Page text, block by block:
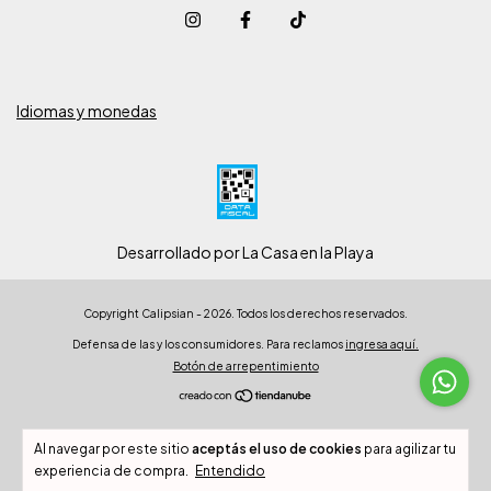
Al navegar por este sitio aceptás el uso de cookies para agilizar tu
experiencia de compra. Entendido
Idiomas y monedas
Desarrollado por La Casa en la Playa
Copyright Calipsian - 2026. Todos los derechos reservados.
Defensa de las y los consumidores. Para reclamos ingresa aquí.
Botón de arrepentimiento